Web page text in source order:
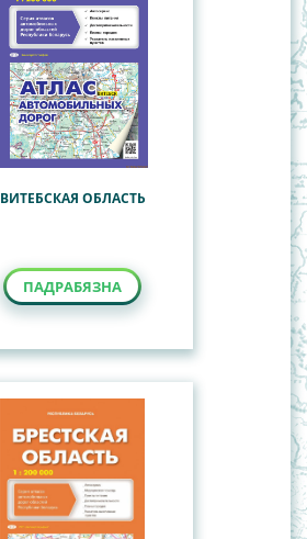
ВИТЕБСКАЯ ОБЛАСТЬ
ПАДРАБЯЗНА